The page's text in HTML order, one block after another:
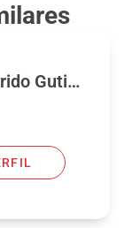
María Garrido Gutierro